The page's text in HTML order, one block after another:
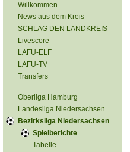
Willkommen
News aus dem Kreis
SCHLAG DEN LANDKREIS
Livescore
LAFU-ELF
LAFU-TV
Transfers
Oberliga Hamburg
Landesliga Niedersachsen
Bezirksliga Niedersachsen
Spielberichte
Tabelle